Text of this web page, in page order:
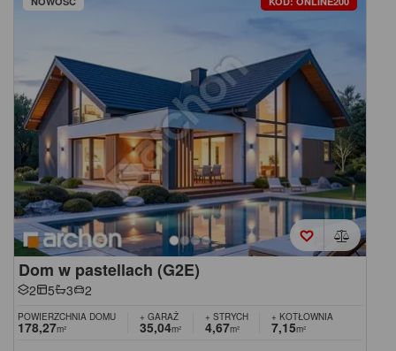
Dom w pastellach (G2E)
2 5 3 2
POWIERZCHNIA DOMU
178,27m²
+ GARAŻ
35,04m²
+ STRYCH
4,67m²
+ KOTŁOWNIA
7,15m²